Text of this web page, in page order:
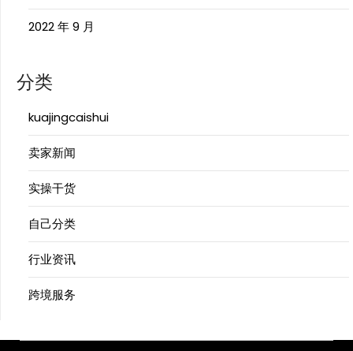
2022 年 9 月
分类
kuajingcaishui
卖家新闻
实操干货
自己分类
行业资讯
跨境服务